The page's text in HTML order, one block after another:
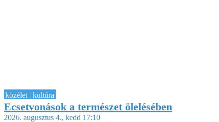
közélet | kultúra
Ecsetvonások a természet ölelésében
2026. augusztus 4., kedd 17:10